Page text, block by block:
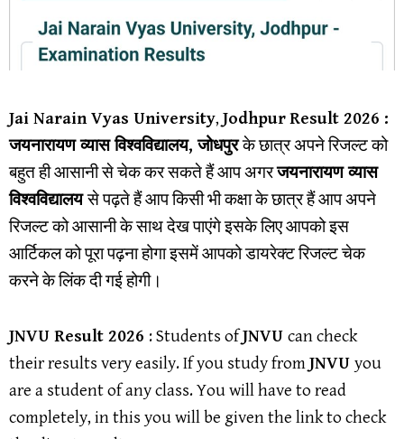
Jai Narain Vyas University, JodhpurResult 2026 :
जयनारायण व्यासविश्वविद्यालय, जोधपुरके छात्र अपने रिजल्ट को
बहुत ही आसानी से चेक कर सकते हैं आप अगरजयनारायण व्यास
विश्वविद्यालय से पढ़ते हैं आप किसी भी कक्षा के छात्र हैं आप अपने
रिजल्ट को आसानी के साथ देख पाएंगे इसके लिए आपको इस
आर्टिकल को पूरा पढ़ना होगा इसमें आपको डायरेक्ट रिजल्ट चेक
करने के लिंक दी गई होगी।
JNVU Result 2026 : Students ofJNVU can check
their results very easily. If you study fromJNVU you
are a student of any class. You will have to read
completely, in this you will be given the link to check